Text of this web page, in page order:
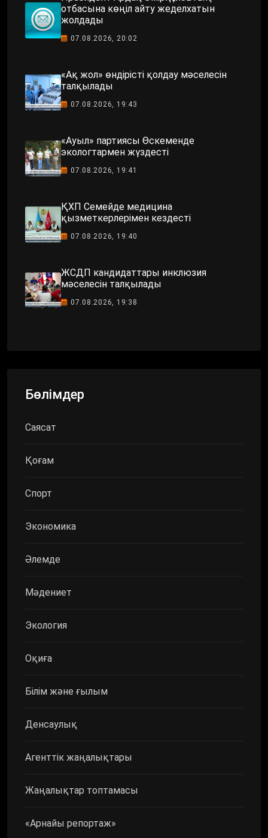
отбасына көңіл айту жеделхатын
жолдады
07.08.2026, 20:02
«Ақ жол» өндірісті қолдау мәселесін
талқылады
07.08.2026, 19:43
«Ауыл» партиясы Өскеменде
экологтармен жүздесті
07.08.2026, 19:41
ҚХП Семейде медицина
қызметкерлерімен кездесті
07.08.2026, 19:40
ЖСДП кандидаттары инклюзия
мәселесін талқылады
07.08.2026, 19:38
Бөлімдер
Саясат
Қоғам
Спорт
Экономика
Әлемде
Мәдениет
Экология
Оқиға
Білім және ғылым
Денсаулық
Агенттік жаңалықтары
Жаңалықтар топтамасы
«Арнайы репортаж»